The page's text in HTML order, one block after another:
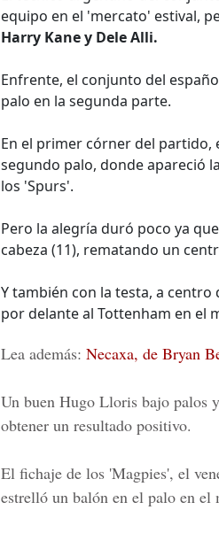
equipo en el 'mercato' estival,
Harry Kane y Dele Alli.
Enfrente, el conjunto del
palo en la segunda parte.
En el primer córner del partido,
segundo palo, donde apareció
los 'Spurs'.
Pero la alegría duró poco ya
cabeza (11), rematando un
Y también con la testa, a centro
por delante al Tottenham en el
Lea además: Necaxa, de Bryan
Un buen Hugo Lloris bajo palos
obtener un resultado positivo.
El fichaje de los 'Magpies', el
estrelló un balón en el palo en el